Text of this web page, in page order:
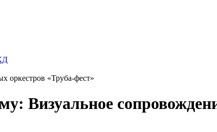
оркестров «Труба-фест»
Визуальное